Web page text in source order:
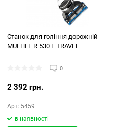
Станок для гоління дорожній
MUEHLE R 530 F TRAVEL
0
2 392 грн.
Арт: 5459
в наявності